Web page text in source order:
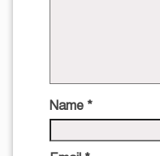
Name *